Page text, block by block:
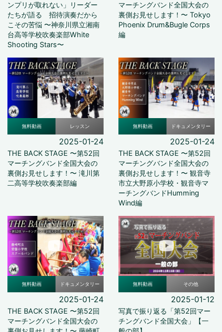
ンプリが取れない」リーダー
たちが語る 招待演奏だから
こその苦悩 〜神奈川県立湘南
台高等学校吹奏楽部White
Shooting Stars〜
マーチングバンド全国大会の
裏側お見せします！〜 Tokyo
Phoenix Drum&Bugle Corps
編
無料動画 レッスン
2025-01-24
THE BACK STAGE 〜第52回
マーチングバンド全国大会の
裏側お見せします！〜 滝川第
二高等学校吹奏楽部編
無料動画 ドキュメンタリー
2025-01-24
THE BACK STAGE 〜第52回
マーチングバンド全国大会の
裏側お見せします！〜 観音寺
市立大野原小学校・観音寺マ
ーチングバンドHumming
Wind編
無料動画 ドキュメンタリー
2025-01-24
THE BACK STAGE 〜第52回
マーチングバンド全国大会の
無料動画 その他
2025-01-12
写真で振り返る「第52回マー
チングバンド全国大会」【一